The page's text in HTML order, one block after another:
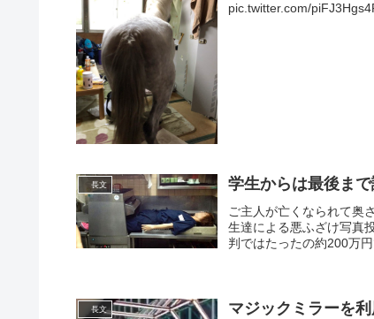
pic.twitter.com/
長文 学生からは最後ま
ご主人が亡くなられて奥
生達による悪ふざけ写真
判ではたったの約200万
長文 マジックミラーを